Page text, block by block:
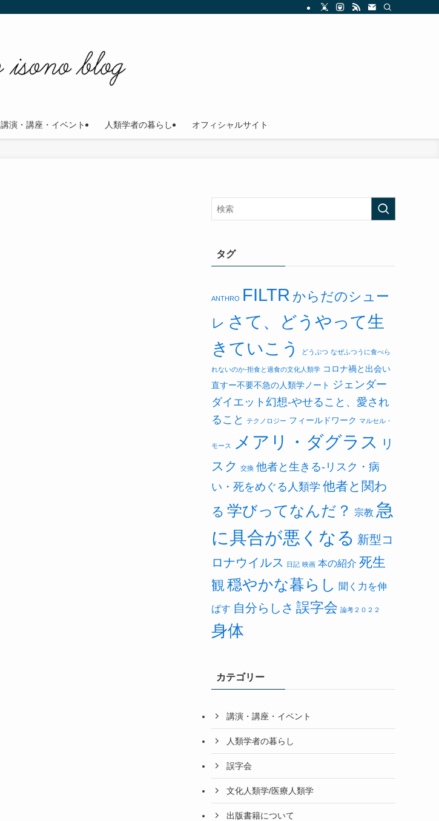
講演・講座・イベント 人類学者の暮らし オフィシャルサイト
タグ
ANTHRO FILTR からだのシュー
レ さて、どうやって生
きていこう
どうぶつ なぜふつうに食べら
れないのか-拒食と過食の文化人類学 コロナ禍と出会い
直すー不要不急の人類学ノート ジェンダー
ダイエット幻想-やせること、愛され
ること
テクノロジー フィールドワーク マルセル・
モース メアリ・ダグラス
リ
スク
交換 他者と生きる-リスク・病
い・死をめぐる人類学 他者と関わ
る 学びってなんだ？ 宗教 急
に具合が悪くなる 新型コ
ロナウイルス
日記 映画 本の紹介 死生
観穏やかな暮らし 聞く力を伸
ばす 自分らしさ 誤字会 論考２０２２
身体
カテゴリー
講演・講座・イベント
人類学者の暮らし
誤字会
文化人類学/医療人類学
出版書籍について